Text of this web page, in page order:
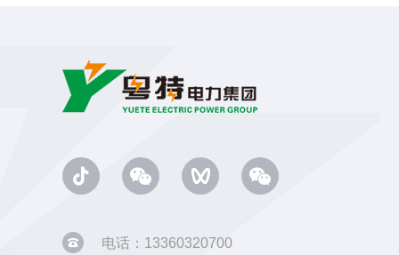
电话：13360320700